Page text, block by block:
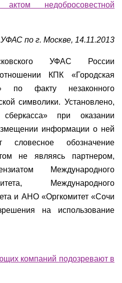
недобросовестной
УФАС по г. Москве, 14.11.2013
УФАС России
КПК «Городская
по факту незаконного
символики. Установлено,
при оказании
информации о ней
словесное обозначение
не являясь партнером,
Международного
Международного
и АНО «Оргкомитет «Сочи
на использование
компаний подозревают в